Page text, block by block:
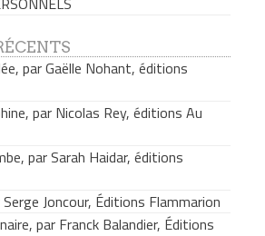
par Gaëlle Nohant, éditions
par Nicolas Rey, éditions Au
par Sarah Haidar, éditions
Joncour, Éditions Flammarion
par Franck Balandier, Éditions